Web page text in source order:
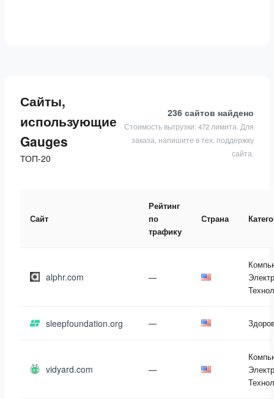
Сайты,
использующие
Gauges
ТОП-20
236 сайтов найдено
Стоимость выгрузки: 472 лимита. Для
заказа, напишите в тех. поддержку
сайта.
Сайт
Рейтинг
по
трафику
Страна
alphr.com —
sleepfoundation.org —
vidyard.com —